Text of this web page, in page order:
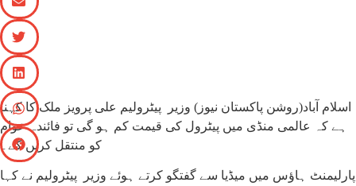
اسلام آباد(روشن پاکستان نیوز) وزیر پیٹرولیم علی پرویز ملک کا کہنا
ہے کہ عالمی منڈی میں پیٹرول کی قیمت کم ہو گی تو فائندہ عوام
کو منتقل کریں گے۔
پارلیمنٹ ہاؤس میں میڈیا سے گفتگو کرتے ہوئے وزیر پیٹرولیم نے کہا